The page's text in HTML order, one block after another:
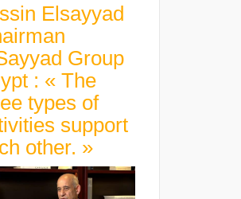
Elsayyad
Group
: « The
types of
support
other. »